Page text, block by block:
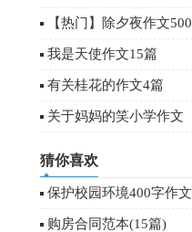
篇 【热门】除夕夜作文500
字合集6篇
我是天使作文15篇
有关桂花的作文4篇
关于妈妈的笑小学作文
猜你喜欢
保护校园环境400字作文
购房合同范本(15篇)